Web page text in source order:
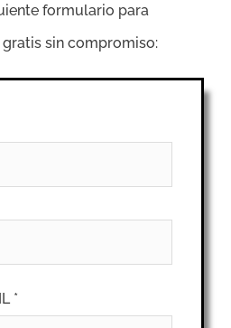
formulario para
sin compromiso:
*